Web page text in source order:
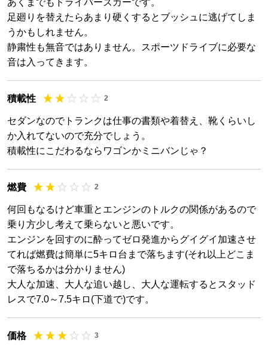
足廻りを替えたらあまり硬くするとブッシュに逃げてしま
うかもしれません。
静粛性も無音ではありません。スポーツドライブに必要な
音は入ってきます。
積載性 2
セダンなのでトランクは仕事の書類や着替え、靴くらいし
か入れてないので充分でしょう。
積載性にこだわるならワゴンかミニバンじゃ？
燃費 2
何回もなるけど車重とエンジンのトルクの関係があるので
乗り方少し考えて乗らないと悪いです。
エンジンを回すのに酔ってゼロ発進からグイグイ加速させ
てれば燃費は簡単に5キロ台まで落ちます(それ以上どこま
で落ちるかは分かりません)
大人な加速、大人な追い越し、大人な運転するとスタッド
レスで7.0～7.5キロ(下道で)です。
価格 3